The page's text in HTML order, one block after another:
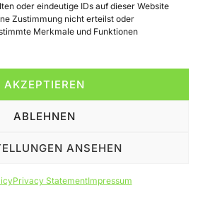
oder eindeutige IDs auf dieser Website
Zustimmung nicht erteilst oder
Merkmale und Funktionen
AKZEPTIEREN
ABLEHNEN
ANSEHEN
Privacy StatementImpressum
ist jetzt online!
All rights reserved